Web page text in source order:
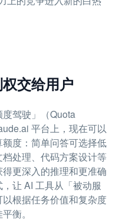
交给用户
驾驶」（Quota
平台上，现在可以
度：简单问答可选择低
处理、代码方案设计等
更深入的推理和更准确
让 AI 工具从「被动服
根据任务价值和复杂度
衡。